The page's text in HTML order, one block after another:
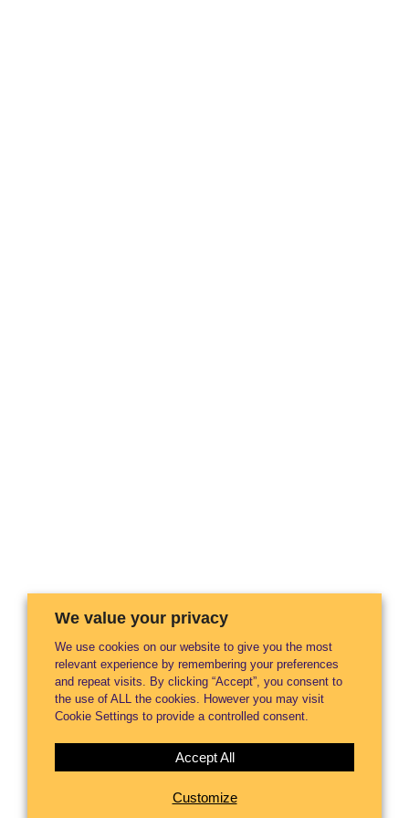
We value your privacy
We use cookies on our website to give you the most
relevant experience by remembering your preferences
and repeat visits. By clicking “Accept”, you consent to
the use of ALL the cookies. However you may visit
Cookie Settings to provide a controlled consent.
Customize
Accept All